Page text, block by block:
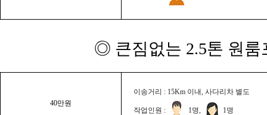
◎ 큰짐없는 2.5톤 원룸
40만원
이송거리 : 15Km 이내, 사다리차 별도
작업인원 : 1명, 1명